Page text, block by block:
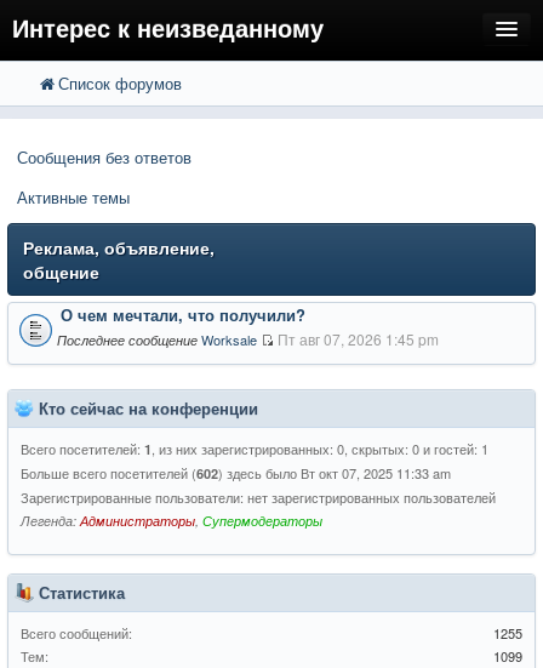
Интерес к неизведанному
FAQ
Расширенный поиск
Список форумов
Сообщения без ответов
Активные темы
Реклама, объявление,
общение
О чем мечтали, что получили?
Последнее сообщение Worksale Пт авг 07, 2026 1:45 pm
Кто сейчас на конференции
Всего посетителей: 1 , из них зарегистрированных: 0, скрытых: 0 и гостей: 1
Больше всего посетителей (602) здесь было Вт окт 07, 2025 11:33 am
Зарегистрированные пользователи: нет зарегистрированных пользователей
Легенда:Администраторы, Супермодераторы
Статистика
Всего сообщений:
1255
Тем:
1099